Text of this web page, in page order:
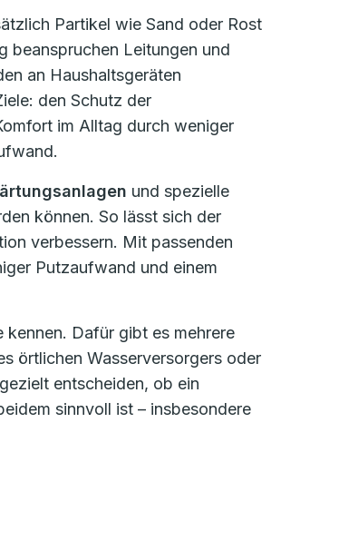
Partikel wie Sand oder Rost
beanspruchen Leitungen und
an Haushaltsgeräten
den Schutz der
im Alltag durch weniger
und spezielle
können. So lässt sich der
verbessern. Mit passenden
Putzaufwand und einem
Dafür gibt es mehrere
örtlichen Wasserversorgers oder
entscheiden, ob ein
sinnvoll ist – insbesondere